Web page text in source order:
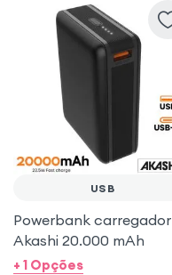
USB
Powerbank carregador
Akashi 20.000 mAh
+ 1 Opções